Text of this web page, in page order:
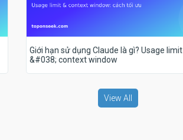
Giới hạn sử dụng Claude là gì? Usage limit
&#038; context window
View All